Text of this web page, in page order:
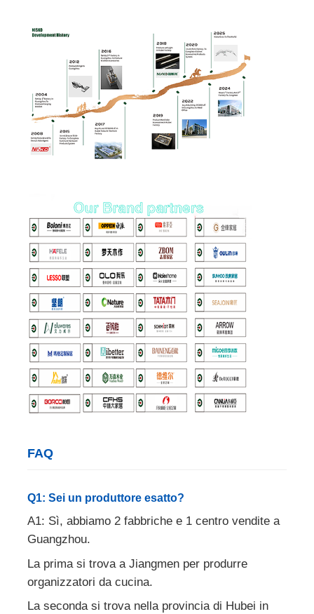
FAQ
Q1: Sei un produttore esatto?
A1: Sì, abbiamo 2 fabbriche e 1 centro vendite a
Guangzhou.
La prima si trova a Jiangmen per produrre
organizzatori da cucina.
La seconda si trova nella provincia di Hubei in